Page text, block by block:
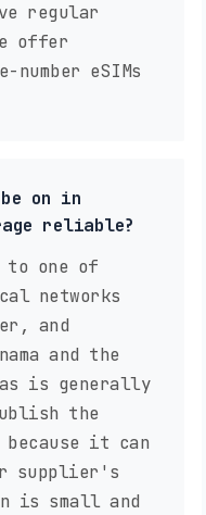
regular
offer
eSIMs
on in
reliable?
to one of
networks
and
and the
is generally
the
it can
supplier's
is small and